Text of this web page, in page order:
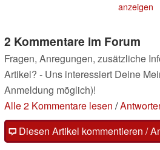
anzeigen
2 Kommentare im Forum
Fragen, Anregungen, zusätzliche
Artikel? - Uns interessiert Deine
Anmeldung möglich)!
Alle 2 Kommentare lesen /
Diesen Artikel kommentieren /